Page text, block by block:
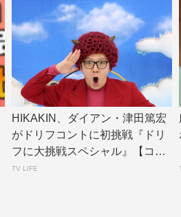
HIKAKIN、ダイアン・津田篤宏
がドリフコントに初挑戦『ドリ
フに大挑戦スペシャル』【コメ
ントあり】...
TV LIFE